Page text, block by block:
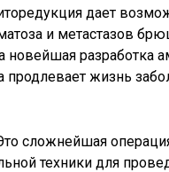
дает
и метастазов
новейшая разработка
продлевает жизнь
сложнейшая
техники для